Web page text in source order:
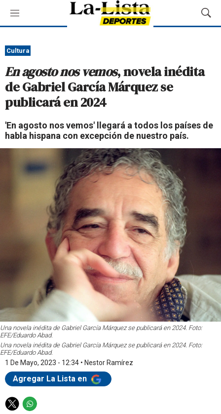
M
e
ú
M
o
q
u
Cultura
En agosto nos vemos, novela inédita
de Gabriel García Márquez se
publicará en 2024
'En agosto nos vemos' llegará a todos los países de
habla hispana con excepción de nuestro país.
Una novela inédita de Gabriel García Márquez se publicará en 2024. Foto:
EFE/Eduardo Abad.
Una novela inédita de Gabriel García Márquez se publicará en 2024. Foto:
EFE/Eduardo Abad.
1 De Mayo, 2023 - 12:34 • Nestor Ramírez
Agregar La Lista en
T
W